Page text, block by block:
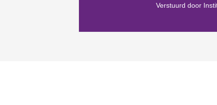
Verstuurd door